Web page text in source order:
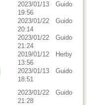
2023/01/13
19:56
Guido
2023/01/22
20:14
Guido
2023/01/22
21:24
Guido
2019/01/12
13:56
Herby
2023/01/13
18:51
Guido
2023/01/22
21:28
Guido